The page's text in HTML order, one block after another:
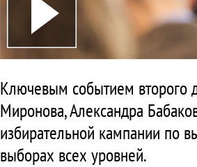
Ключевым событием второго
Миронова, Александра
избирательной кампании по
выборах всех уровней.